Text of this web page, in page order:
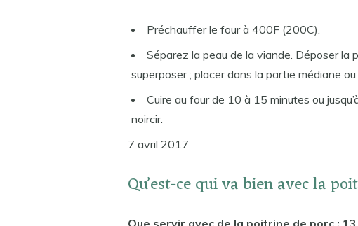
Préchauffer le four à 400F (200C).
Séparez la peau de la viande. Déposer la
superposer ; placer dans la partie médiane
Cuire au four de 10 à 15 minutes ou
noircir.
7 avril 2017
Qu’est-ce qui va bien avec la
Que servir avec de la poitrine de porc :